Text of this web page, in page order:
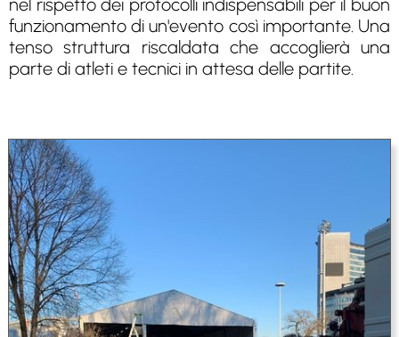
nel rispetto dei protocolli indispensabili per il buon
funzionamento di un'evento così importante. Una
tenso struttura riscaldata che accoglierà una
parte di atleti e tecnici in attesa delle partite.